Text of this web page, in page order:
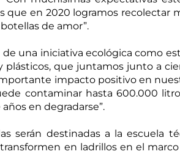
que en 2020 logramos recolectar
de amor”.
una iniciativa ecológica como
plásticos, que juntamos junto a
impacto positivo en
contaminar hasta 600.000
en degradarse”.
serán destinadas a la escuela
en ladrillos en el